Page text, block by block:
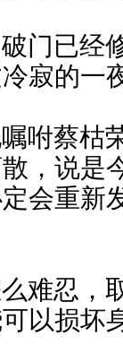
门已经
寂的一
咐蔡枯
，说是
会重新
难忍，
以损坏